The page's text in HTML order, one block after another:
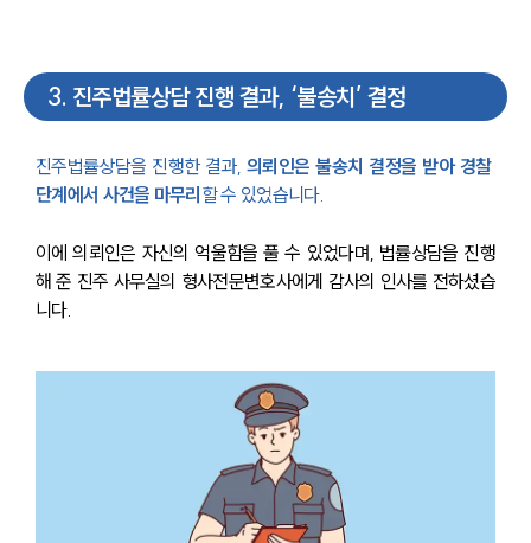
업무사례
사례분석/최신동향
법률정보
고객후기
업무분야
구성원 소개
법률상담전문변호사
소식/자료
3. 진주법률상담 진행 결과, ‘불송치’ 결정
진주법률상담을 진행한 결과, 의뢰인은 불송치 결정을 받아 경찰
단계에서 사건을 마무리 할 수 있었습니다.
이에 의뢰인은 자신의 억울함을 풀 수 있었다며, 법률상담을 진행
해 준 진주 사무실의 형사전문변호사에게 감사의 인사를 전하셨습
니다.